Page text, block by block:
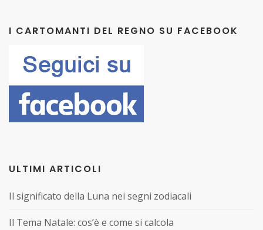
I CARTOMANTI DEL REGNO SU FACEBOOK
ULTIMI ARTICOLI
Il significato della Luna nei segni zodiacali
Il Tema Natale: cos’è e come si calcola